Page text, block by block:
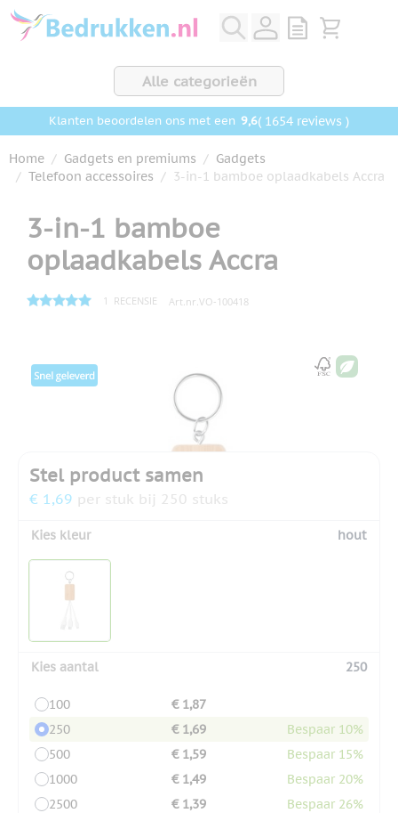
Ga naar de inhoud
View quote,
Bekijk
Alle categorieën
Klanten beoordelen ons met een 9,6( 1654 reviews )
Home / Gadgets en premiums / Gadgets
/ Telefoon accessoires / 3-in-1 bamboe oplaadkabels Accra
3-in-1 bamboe
oplaadkabels Accra
1 RECENSIE Art.nr. VO-100418
Hoofdafbeelding
Klik om afbeelding op volledig scherm te bekijken
Stel product samen
€ 1,69 per stuk bij 250 stuks
Kies kleur hout
Kies aantal 250
100
€ 1,87
250
€ 1,69
Bespaar 10%
500
€ 1,59
Bespaar 15%
1000
€ 1,49
Bespaar 20%
2500
€ 1,39
Bespaar 26%